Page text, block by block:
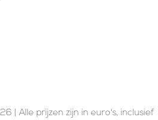
| Alle prijzen zijn in euro's, inclusief